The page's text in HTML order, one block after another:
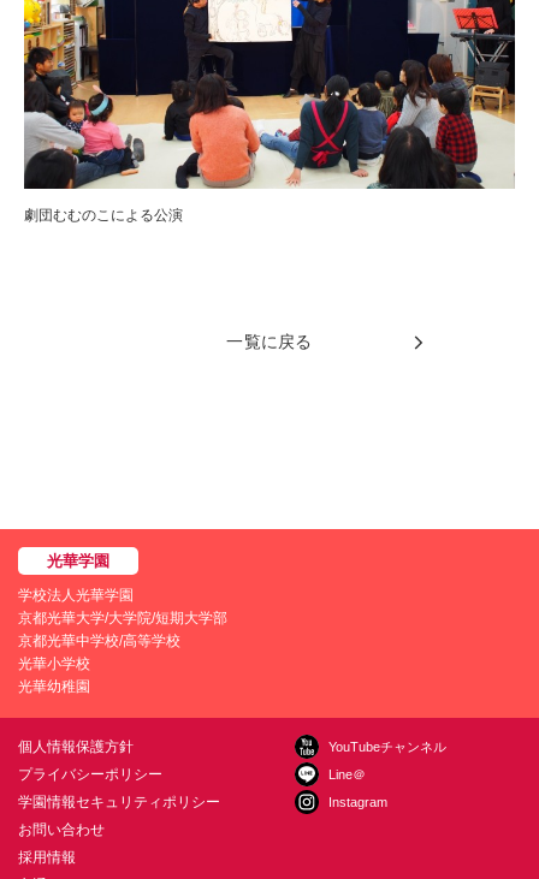
劇団むむのこによる公演
一覧に戻る
学校法人光華学園
京都光華大学/大学院/短期大学部
京都光華中学校/高等学校
光華小学校
光華幼稚園
個人情報保護方針
プライバシーポリシー
学園情報セキュリティポリシー
お問い合わせ
採用情報
YouTubeチャンネル
Line＠
Instagram